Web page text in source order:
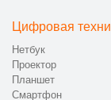
Цифровая
Нетбук
Проектор
Планшет
Смартфон